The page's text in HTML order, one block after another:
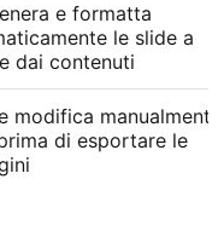
e formatta
le slide a
dai contenuti
modifica
di esportare le